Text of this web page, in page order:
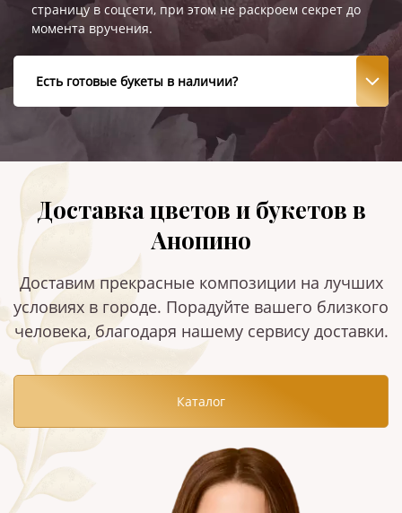
страницу в соцсети, при этом не раскроем секрет до
момента вручения.
Есть готовые букеты в наличии?
Доставка цветов и букетов в
Анопино
Доставим прекрасные композиции на лучших
условиях в городе. Порадуйте вашего близкого
человека, благодаря нашему сервису доставки.
Каталог